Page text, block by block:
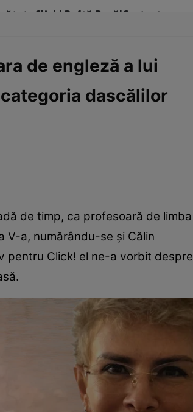
Click! Poftă Bună!Contact
de engleză a lui
dascălilor
de timp, ca profesoară de limba
V-a, numărându-se și Călin
pentru Click! el ne-a vorbit despre